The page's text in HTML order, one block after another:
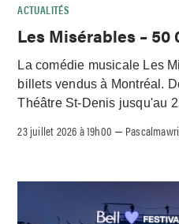
ACTUALITÉS
Les Misérables –
La comédie musicale Les
billets vendus à Montréal.
Théâtre St-Denis jusqu'au
23 juillet 2026 à 19h00 –